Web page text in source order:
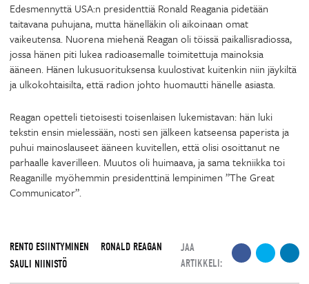
Edesmennyttä USA:n presidenttiä Ronald Reagania pidetään
taitavana puhujana, mutta hänelläkin oli aikoinaan omat
vaikeutensa. Nuorena miehenä Reagan oli töissä paikallisradiossa,
jossa hänen piti lukea radioasemalle toimitettuja mainoksia
ääneen. Hänen lukusuorituksensa kuulostivat kuitenkin niin jäykiltä
ja ulkokohtaisilta, että radion johto huomautti hänelle asiasta.
Reagan opetteli tietoisesti toisenlaisen lukemistavan: hän luki
tekstin ensin mielessään, nosti sen jälkeen katseensa paperista ja
puhui mainoslauseet ääneen kuvitellen, että olisi osoittanut ne
parhaalle kaverilleen. Muutos oli huimaava, ja sama tekniikka toi
Reaganille myöhemmin presidenttinä lempinimen ”The Great
Communicator”.
RENTO ESIINTYMINEN
RONALD REAGAN
SAULI NIINISTÖ
JAA
ARTIKKELI: